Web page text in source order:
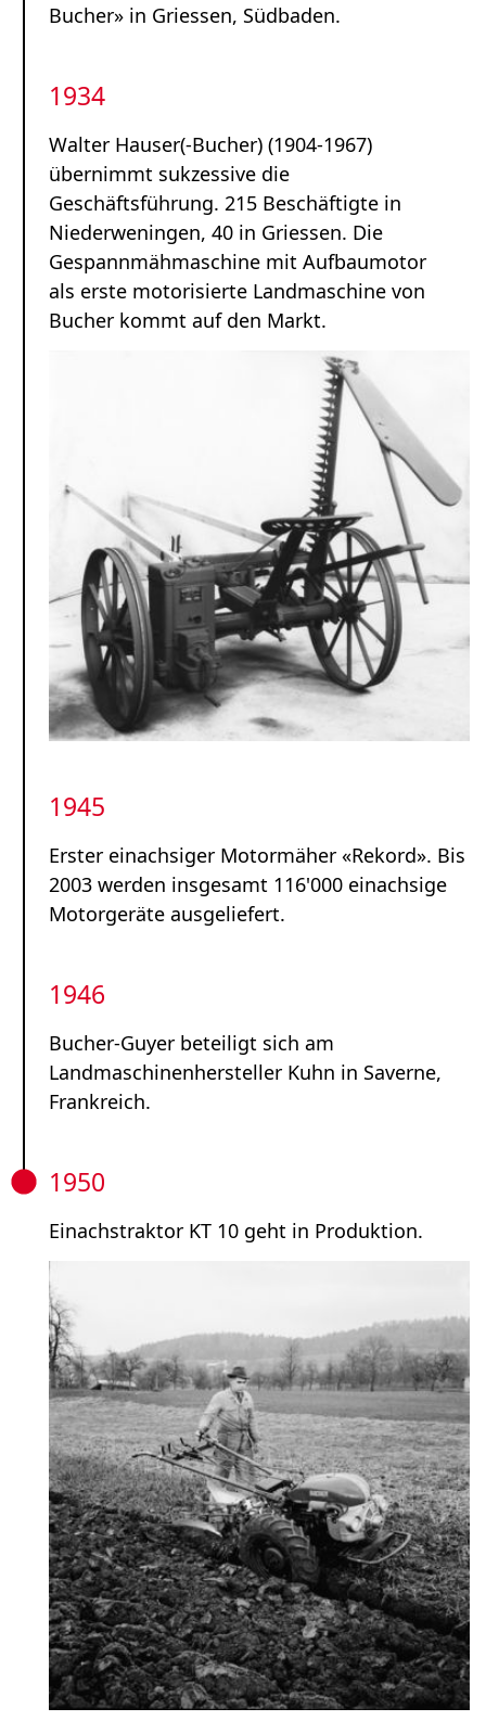
Bucher» in Griessen, Südbaden.
1934
Walter Hauser(-Bucher) (1904-1967)
übernimmt sukzessive die
Geschäftsführung. 215 Beschäftigte in
Niederweningen, 40 in Griessen. Die
Gespann­mähmaschine mit Aufbaumotor
als erste motorisierte Land­maschine von
Bucher kommt auf den Markt.
1945
Erster einachsiger Motormäher «Rekord». Bis
2003 werden insgesamt 116'000 einachsige
Motorgeräte ausgeliefert.
1946
Bucher-Guyer beteiligt sich am
Landmaschinenhersteller Kuhn in Saverne,
Frankreich.
1950
Einachstraktor KT 10 geht in Produktion.